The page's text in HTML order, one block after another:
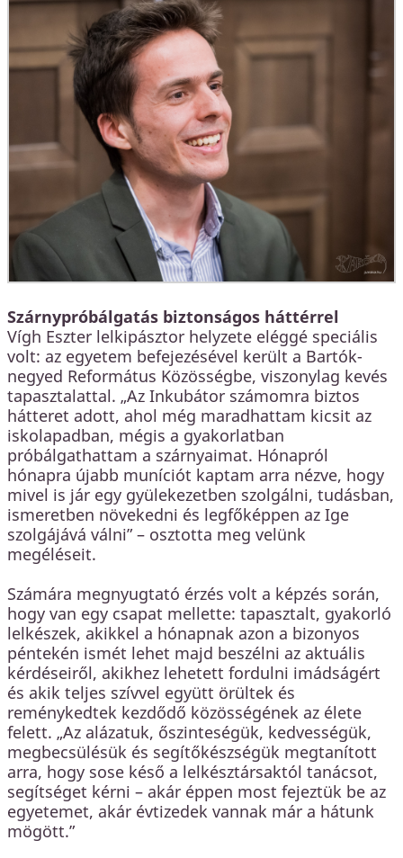
Szárnypróbálgatás biztonságos háttérrel
Vígh Eszter lelkipásztor helyzete eléggé speciális
volt: az egyetem befejezésével került a Bartók-
negyed Református Közösségbe, viszonylag kevés
tapasztalattal. „Az Inkubátor számomra biztos
hátteret adott, ahol még maradhattam kicsit az
iskolapadban, mégis a gyakorlatban
próbálgathattam a szárnyaimat. Hónapról
hónapra újabb muníciót kaptam arra nézve, hogy
mivel is jár egy gyülekezetben szolgálni, tudásban,
ismeretben növekedni és legfőképpen az Ige
szolgájává válni” – osztotta meg velünk
megéléseit.
Számára megnyugtató érzés volt a képzés során,
hogy van egy csapat mellette: tapasztalt, gyakorló
lelkészek, akikkel a hónapnak azon a bizonyos
péntekén ismét lehet majd beszélni az aktuális
kérdéseiről, akikhez lehetett fordulni imádságért
és akik teljes szívvel együtt örültek és
reménykedtek kezdődő közösségének az élete
felett. „Az alázatuk, őszinteségük, kedvességük,
megbecsülésük és segítőkészségük megtanított
arra, hogy sose késő a lelkésztársaktól tanácsot,
segítséget kérni – akár éppen most fejeztük be az
egyetemet, akár évtizedek vannak már a hátunk
mögött.”